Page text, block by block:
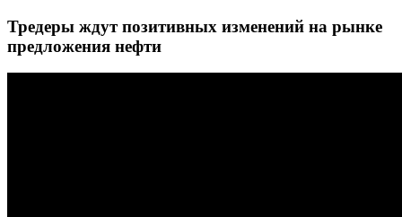
Тредеры ждут позитивных изменений на рынке
предложения нефти